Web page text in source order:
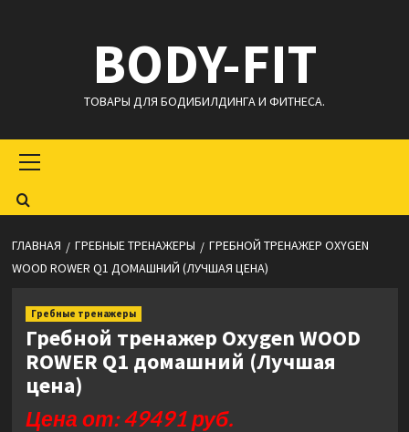
BODY-FIT
ТОВАРЫ ДЛЯ БОДИБИЛДИНГА И ФИТНЕСА.
меню
ГЛАВНАЯ ГРЕБНЫЕ ТРЕНАЖЕРЫ
ГРЕБНОЙ ТРЕНАЖЕР OXYGEN
WOOD ROWER Q1 ДОМАШНИЙ (ЛУЧШАЯ ЦЕНА)
Гребные тренажеры
Гребной тренажер Oxygen WOOD
ROWER Q1 домашний (Лучшая
цена)
Цена от: 49491 руб.